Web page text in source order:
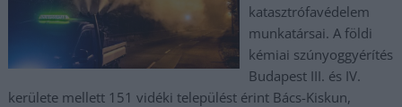
katasztrófavédelem
munkatársai. A földi
kémiai szúnyoggyérítés
Budapest III. és IV.
kerülete mellett 151 vidéki települést érint Bács-Kiskun,